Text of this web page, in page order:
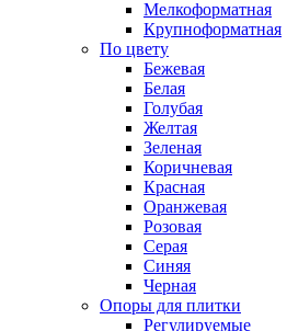
Мелкоформатная
Крупноформатная
По цвету
Бежевая
Белая
Голубая
Желтая
Зеленая
Коричневая
Красная
Оранжевая
Розовая
Серая
Синяя
Черная
Опоры для плитки
Регулируемые